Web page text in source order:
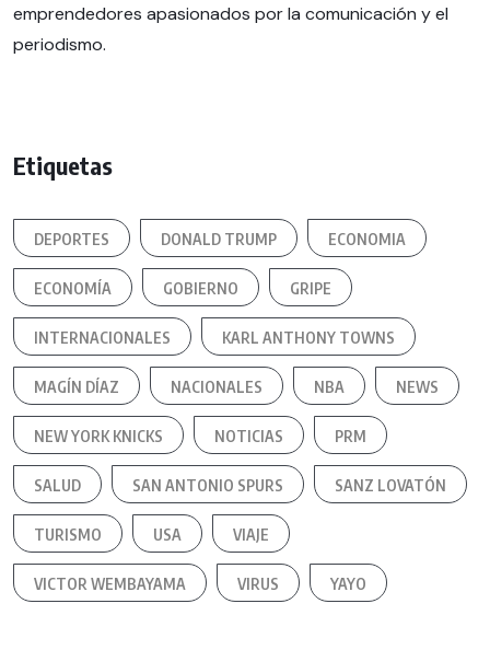
emprendedores apasionados por la comunicación y el
periodismo.
Etiquetas
DEPORTES DONALD TRUMP ECONOMIA
ECONOMÍA GOBIERNO GRIPE
INTERNACIONALES KARL ANTHONY TOWNS
MAGÍN DÍAZ NACIONALES NBA NEWS
NEW YORK KNICKS NOTICIAS PRM
SALUD SAN ANTONIO SPURS SANZ LOVATÓN
TURISMO USA VIAJE
VICTOR WEMBAYAMA VIRUS YAYO